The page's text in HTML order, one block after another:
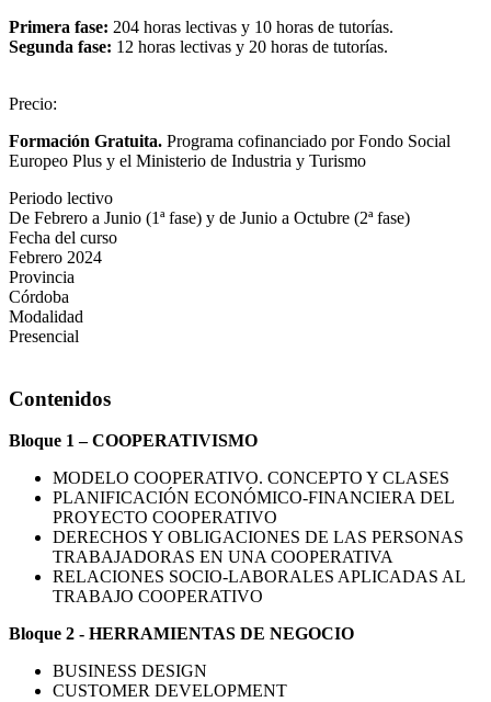
Primera fase: 204 horas lectivas y 10 horas de tutorías.
Segunda fase: 12 horas lectivas y 20 horas de tutorías.
Precio:
Formación Gratuita. Programa cofinanciado por Fondo Social
Europeo Plus y el Ministerio de Industria y Turismo
Periodo lectivo
De Febrero a Junio (1ª fase) y de Junio a Octubre (2ª fase)
Fecha del curso
Febrero 2024
Provincia
Córdoba
Modalidad
Presencial
Contenidos
Bloque 1 – COOPERATIVISMO
MODELO COOPERATIVO. CONCEPTO Y CLASES
PLANIFICACIÓN ECONÓMICO-FINANCIERA DEL
PROYECTO COOPERATIVO
DERECHOS Y OBLIGACIONES DE LAS PERSONAS
TRABAJADORAS EN UNA COOPERATIVA
RELACIONES SOCIO-LABORALES APLICADAS AL
TRABAJO COOPERATIVO
Bloque 2 - HERRAMIENTAS DE NEGOCIO
BUSINESS DESIGN
CUSTOMER DEVELOPMENT